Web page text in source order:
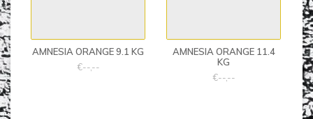
AMNESIA ORANGE 9.1 KG
€--,--
AMNESIA ORANGE 11.4
KG
€--,--